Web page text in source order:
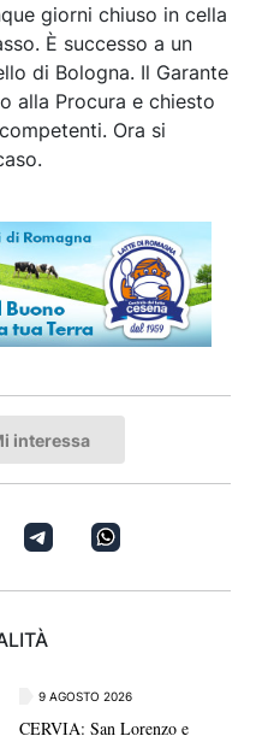
giorni chiuso in cella
È successo a un
di Bologna. Il Garante
alla Procura e chiesto
Ora si
interessa
9 AGOSTO 2026
CERVIA: San Lorenzo e